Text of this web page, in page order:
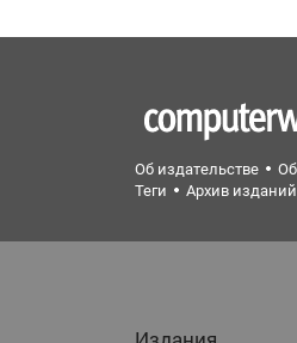
Об издательстве
Теги
Архив изданий